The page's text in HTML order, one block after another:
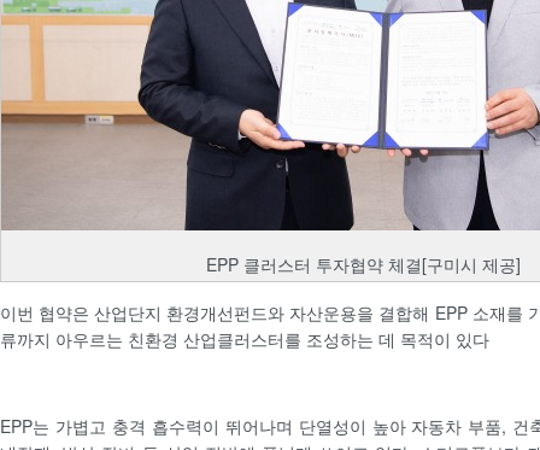
EPP 클러스터 투자협약 체결[구미시 제공]
이번 협약은 산업단지 환경개선펀드와 자산운용을 결합해 EPP 소재를
류까지 아우르는 친환경 산업클러스터를 조성하는 데 목적이 있다
EPP는 가볍고 충격 흡수력이 뛰어나며 단열성이 높아 자동차 부품, 건